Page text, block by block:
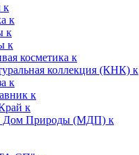
к
к
к
к
косметика к
коллекция (КНК) к
к
к
к
Дом Природы (МДП) к